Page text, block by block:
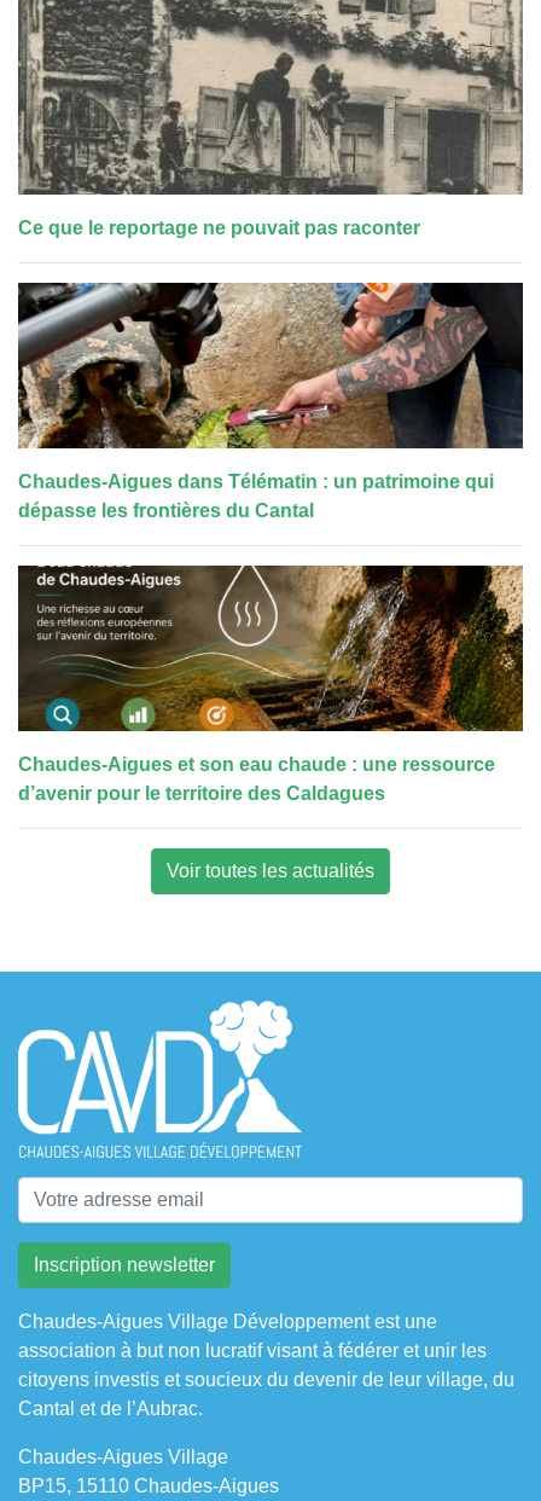
Ce que le reportage ne pouvait pas raconter
Chaudes-Aigues dans Télématin : un patrimoine qui
dépasse les frontières du Cantal
Chaudes-Aigues et son eau chaude : une ressource
d’avenir pour le territoire des Caldagues
Voir toutes les actualités
Chaudes-Aigues Village Développement est une
association à but non lucratif visant à fédérer et unir les
citoyens investis et soucieux du devenir de leur village, du
Cantal et de l’Aubrac.
Chaudes-Aigues Village
BP15, 15110 Chaudes-Aigues